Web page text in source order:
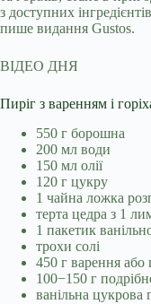
з доступних
пише видання Gustos.
ВІДЕО ДНЯ
Пиріг з варенням і
550 г борошна
200 мл води
150 мл олії
120 г цукру
1 чайна ложка
терта цедра з 1
1 пакетик
трохи солі
450 г варення або
100−150 г
ванільна цукрова